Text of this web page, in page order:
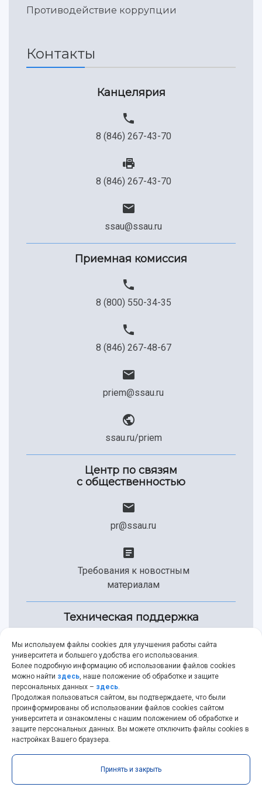
Официальные документы
Противодействие коррупции
Контакты
Канцелярия
8 (846) 267-43-70
8 (846) 267-43-70
ssau@ssau.ru
Приемная комиссия
8 (800) 550-34-35
8 (846) 267-48-67
priem@ssau.ru
ssau.ru/priem
Центр по связям
с общественностью
pr@ssau.ru
Требования к новостным
материалам
Техническая поддержка
+7 (846) 267-49-99
help@ssau.ru
Самарский университет © 2026 |ssau.ru
|
Мы используем файлы cookies для улучшения работы сайта
университета и большего удобства его использования.
Более подробную информацию об использовании файлов cookies
можно найти здесь, наше положение об обработке и защите
персональных данных – здесь.
Продолжая пользоваться сайтом, вы подтверждаете, что были
проинформированы об использовании файлов cookies сайтом
университета и ознакомлены с нашим положением об обработке и
защите персональных данных. Вы можете отключить файлы cookies в
настройках Вашего браузера.
Принять и закрыть